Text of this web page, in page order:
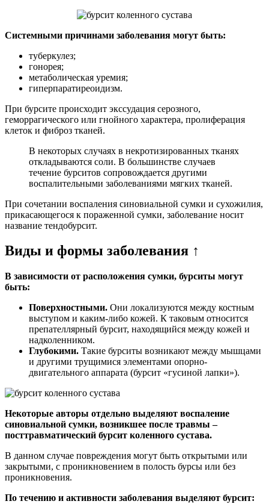
Системными причинами заболевания могут быть:
туберкулез;
гонорея;
метаболическая уремия;
гиперпаратиреоидизм.
При бурсите происходит экссудация серозного,
геморрагического или гнойного характера, пролиферация
клеток и фиброз тканей.
В некоторых случаях в некротизированных тканях
откладываются соли. В большинстве случаев
течение бурситов сопровождается другими
воспалительными заболеваниями мягких тканей.
При сочетании воспаления синовиальной сумки и сухожилия,
прикасающегося к пораженной сумки, заболевание носит
название тендобурсит.
Виды и формы заболевания ↑
В зависимости от расположения сумки, бурситы могут
быть:
Поверхностными. Они локализуются между костным
выступом и каким-либо кожей. К таковым относится
препателлярный бурсит, находящийся между кожей и
надколенником.
Глубокими. Такие бурситы возникают между мышцами
и другими трущимися элементами опорно-
двигательного аппарата (бурсит «гусиной лапки»).
Некоторые авторы отдельно выделяют воспаление
синовиальной сумки, возникшее после травмы –
посттравматический бурсит коленного сустава.
В данном случае повреждения могут быть открытыми или
закрытыми, с проникновением в полость бурсы или без
проникновения.
По течению и активности заболевания выделяют бурсит: